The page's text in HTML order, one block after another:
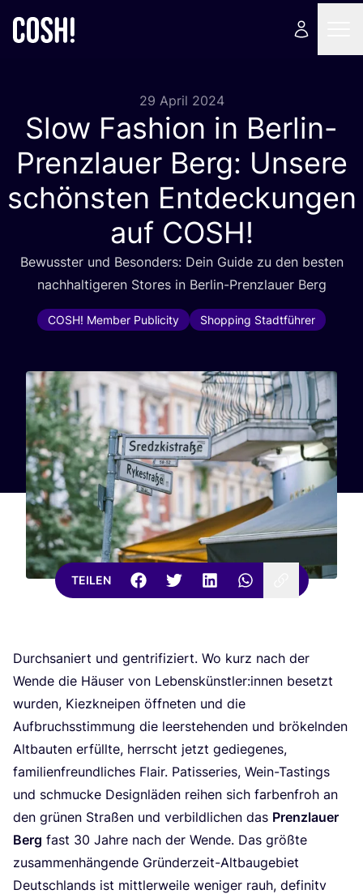
29 April 2024
Slow Fashion in Berlin-
Prenzlauer Berg: Unsere
schönsten Entdeckungen
auf COSH!
Bewuss­ter und Beson­ders: Dein Gui­de zu den bes­ten
nach­hal­ti­ge­ren Stores in Ber­lin-Prenz­lau­er Berg
COSH! Member Publicity Shopping Stadtführer
TEILEN
Durch­sa­niert und gen­tri­fi­ziert. Wo kurz nach der
Wen­de die Häu­ser von Lebenskünstler:innen besetzt
wur­den, Kiez­knei­pen öff­ne­ten und die
Auf­bruchs­stim­mung die leer­ste­hen­den und brö­keln­den
Alt­bau­ten erfüll­te, herrscht jetzt gedie­ge­nes,
fami­li­en­freund­li­ches Flair. Patis­se­ries, Wein-Tastings
und schmu­cke Design­lä­den rei­hen sich far­ben­froh an
den grü­nen Stra­ßen und ver­bild­li­chen das Prenz­lau­er
Berg fast 30 Jah­re nach der Wen­de. Das größ­te
zusam­men­hän­gen­de Grün­der­zeit-Alt­bau­ge­biet
Deutsch­lands ist mitt­ler­wei­le weni­ger rauh, defi­nitv